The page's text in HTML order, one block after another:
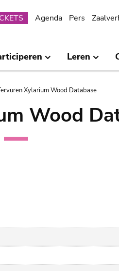
Agenda Pers
Leren
Xylarium Wood Database
Wood